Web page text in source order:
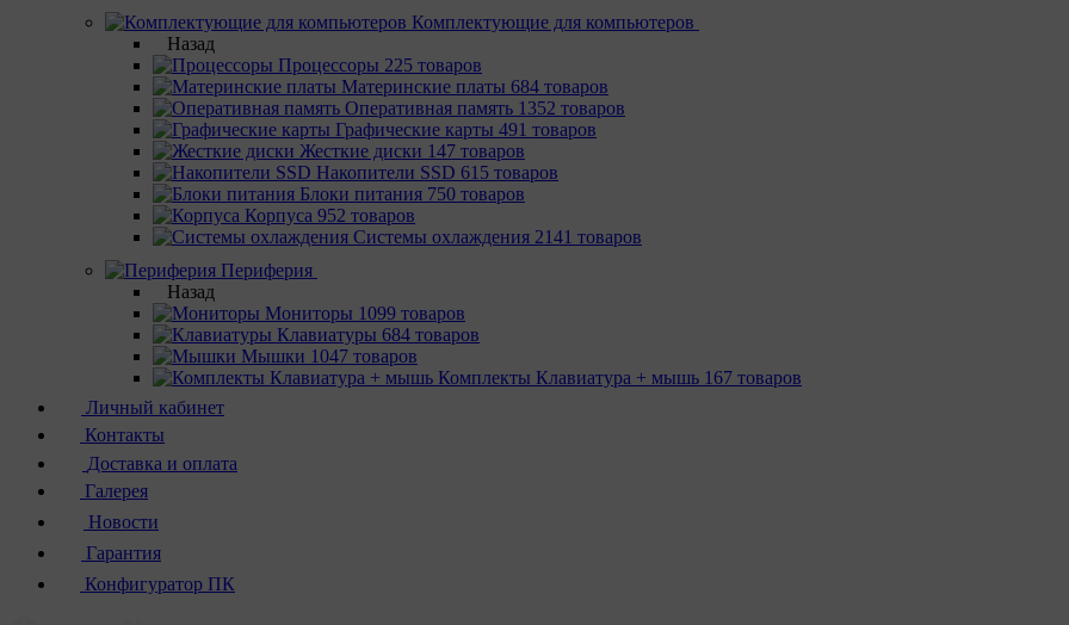
Комплектующие для компьютеров
Назад
Процессоры 225 товаров
Материнcкие платы 684 товаров
Оперативная память 1352 товаров
Графические карты 491 товаров
Жесткие диски 147 товаров
Накопители SSD 615 товаров
Блоки питания 750 товаров
Корпуса 952 товаров
Системы охлаждения 2141 товаров
Периферия
Назад
Мониторы 1099 товаров
Клавиатуры 684 товаров
Мышки 1047 товаров
Комплекты Клавиатура + мышь 167 товаров
Личный кабинет
Контакты
Доставка и оплата
Галерея
Новости
Гарантия
Конфигуратор ПК